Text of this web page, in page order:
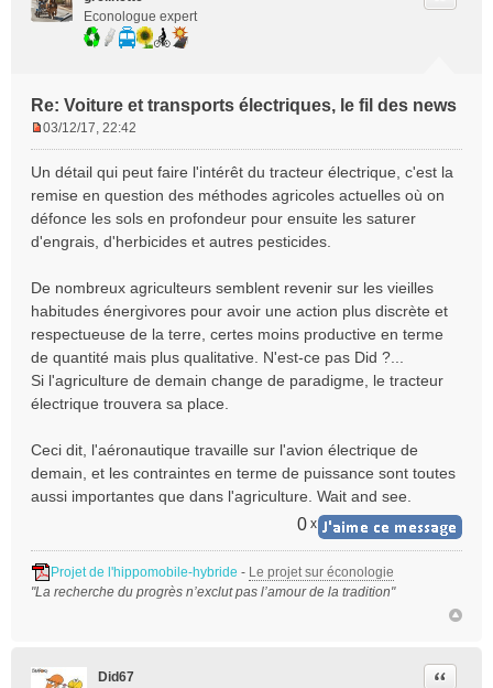
Econologue expert
Re: Voiture et transports électriques, le fil des news
s
s
a
g
n
l
u
03/12/17, 22:42
Un détail qui peut faire l'intérêt du tracteur électrique, c'est la
remise en question des méthodes agricoles actuelles où on
défonce les sols en profondeur pour ensuite les saturer
d'engrais, d'herbicides et autres pesticides.
De nombreux agriculteurs semblent revenir sur les vieilles
habitudes énergivores pour avoir une action plus discrète et
respectueuse de la terre, certes moins productive en terme
de quantité mais plus qualitative. N'est-ce pas Did ?...
Si l'agriculture de demain change de paradigme, le tracteur
électrique trouvera sa place.
Ceci dit, l'aéronautique travaille sur l'avion électrique de
demain, et les contraintes en terme de puissance sont toutes
aussi importantes que dans l'agriculture. Wait and see.
0 x
Projet de l'hippomobile-hybride - Le projet sur éconologie
"La recherche du progrès n’exclut pas l’amour de la tradition"
Did67
Citer